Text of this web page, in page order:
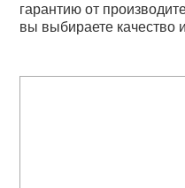
гарантию от
вы выбираете качество